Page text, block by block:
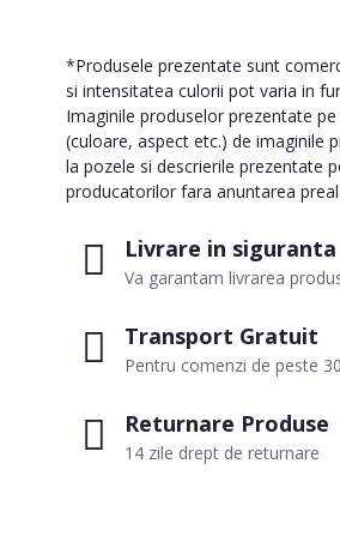
Livrare in siguranta
Va garantam livrarea
Transport Gratuit
Pentru comenzi de peste
Returnare Produse
14 zile drept de returnare
*Produsele prezentate sunt
si intensitatea culorii pot varia in
Imaginile produselor prezentate
(culoare, aspect etc.) de imaginile
la pozele si descrierile prezentate
producatorilor fara anuntarea